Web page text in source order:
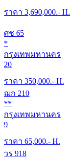
ราคา 3,690,000.- H.
ศช 65
*
กรุงเทพมหานคร
20
ราคา 350,000.- H.
ฌก 210
**
กรุงเทพมหานคร
9
ราคา 65,000.- H.
วร 918